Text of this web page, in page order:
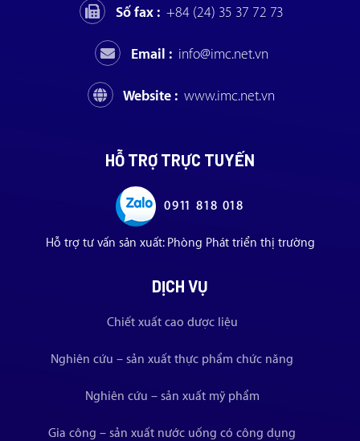
Số fax : +84 (24) 35 37 72 73
Email : info@imc.net.vn
Website : www.imc.net.vn
HỖ TRỢ TRỰC TUYẾN
0911 818 018
Hỗ trợ tư vấn sản xuất: Phòng Phát triển thị trường
DỊCH VỤ
Chiết xuất cao dược liệu
Nghiên cứu – sản xuất thực phẩm chức năng
Nghiên cứu – sản xuất mỹ phẩm
Gia công – sản xuất nước uống có công dụng